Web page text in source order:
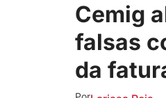
Cemig
falsas
da